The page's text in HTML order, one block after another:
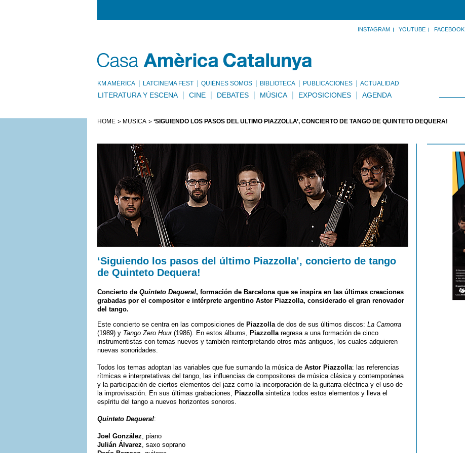
INSTAGRAM YOUTUBE FACEBOOK
KM AMÈRICA LATCINEMA FEST QUIÉNES SOMOS BIBLIOTECA PUBLICACIONES ACTUALIDAD
LITERATURA Y ESCENA CINE DEBATES MÚSICA EXPOSICIONES AGENDA
HOME MÚSICA ‘SIGUIENDO LOS PASOS DEL ÚLTIMO PIAZZOLLA’, CONCIERTO DE TANGO DE QUINTETO DEQUERA!
‘Siguiendo los pasos del último Piazzolla’, concierto de tango
de Quinteto Dequera!
Concierto de Quinteto Dequera!, formación de Barcelona que se inspira en las últimas creaciones
grabadas por el compositor e intérprete argentino Astor Piazzolla, considerado el gran renovador
del tango.
Este concierto se centra en las composiciones de Piazzollade dos de sus últimos discos: La Camorra
(1989) y Tango Zero Hour(1986). En estos álbums, Piazzollaregresa a una formación de cinco
instrumentistas con temas nuevos y también reinterpretando otros más antiguos, los cuales adquieren
nuevas sonoridades.
Todos los temas adoptan las variables que fue sumando la música de Astor Piazzolla: las referencias
rítmicas e interpretativas del tango, las influencias de compositores de música clásica y contemporánea
y la participación de ciertos elementos del jazz como la incorporación de la guitarra eléctrica y el uso de
la improvisación. En sus últimas grabaciones, Piazzollasintetiza todos estos elementos y lleva el
espíritu del tango a nuevos horizontes sonoros.
Quinteto Dequera!:
Joel González, piano
Julián Álvarez, saxo soprano